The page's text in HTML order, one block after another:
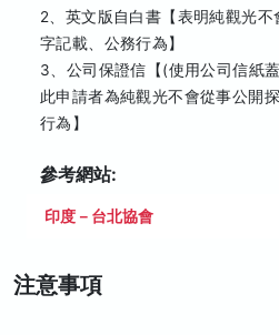
2、英文版自白書【表明純觀光
字記載、公務行為】
3、公司保證信【(使用公司信紙
此申請者為純觀光不會從事公開
行為】
參考網站:
印度－台北協會
注意事項